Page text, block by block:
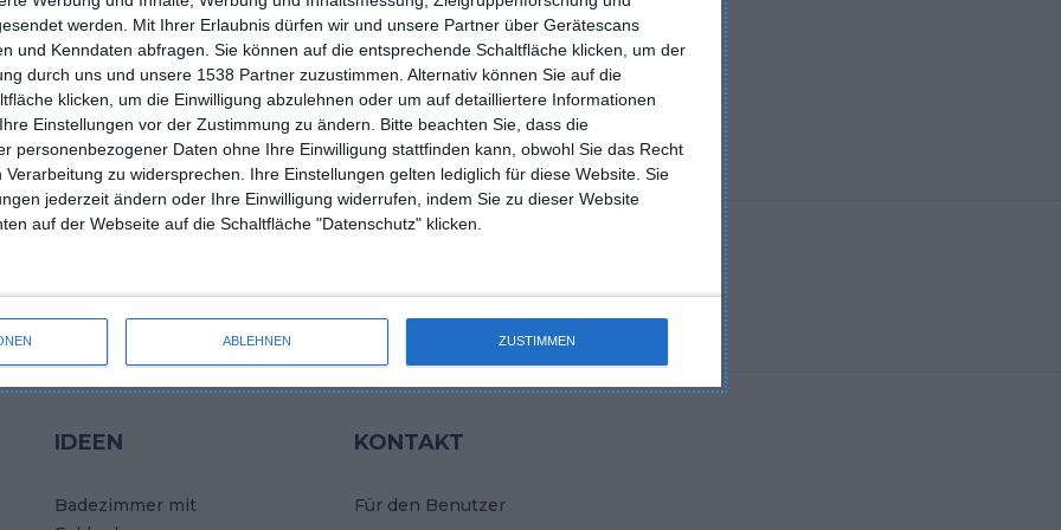
werden.
Mit Ihrer Erlaubnis dürfen wir und unsere Partner über Gerätescans
und Kenndaten abfragen. Sie können auf die entsprechende Schaltfläche klicken, um der
durch uns und unsere 1538 Partner zuzustimmen. Alternativ können Sie auf die
klicken, um die Einwilligung abzulehnen oder um auf detailliertere Informationen
Einstellungen vor der Zustimmung zu ändern.
Bitte beachten Sie, dass die
personenbezogener Daten ohne Ihre Einwilligung stattfinden kann, obwohl Sie das Recht
Verarbeitung zu widersprechen. Ihre Einstellungen gelten lediglich für diese Website. Sie
jederzeit ändern oder Ihre Einwilligung widerrufen, indem Sie zu dieser Website
auf der Webseite auf die Schaltfläche "Datenschutz" klicken.
ABLEHNEN ZUSTIMMEN
hinzufügen
in Braun und
Zu den Favoriten hinzufügen
Ein Zimmer für einen Jungen
im skandinavischen Stil
Zu den Favoriten hinzufügen
IDEEN
Badezimmer mit
KONTAKT
Für den Benutzer